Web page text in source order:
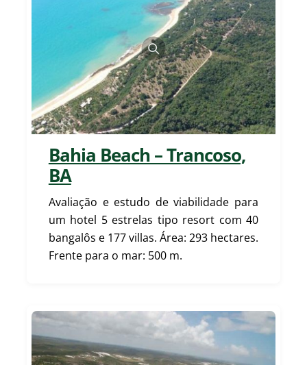
Bahia Beach – Trancoso,
BA
Avaliação e estudo de viabilidade para
um hotel 5 estrelas tipo resort com 40
bangalôs e 177 villas. Área: 293 hectares.
Frente para o mar: 500 m.